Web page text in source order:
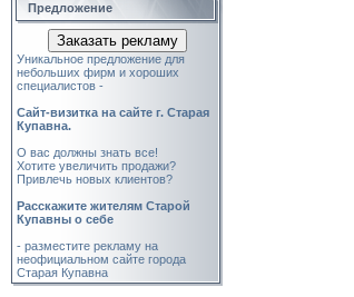
Предложение
Заказать рекламу
Уникальное предложение для
небольших фирм и хороших
специалистов -
Cайт-визитка на сайте г. Старая
Купавна.
О вас должны знать все!
Хотите увеличить продажи?
Привлечь новых клиентов?
Расскажите жителям Старой
Купавны о себе
- разместите рекламу на
неофициальном сайте города
Старая Купавна